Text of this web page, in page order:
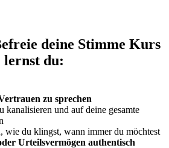
deine Stimme Kurs
lernst du:
zu sprechen
kanalisieren und auf deine gesamte
wie du klingst, wann immer du möchtest
Urteilsvermögen authentisch